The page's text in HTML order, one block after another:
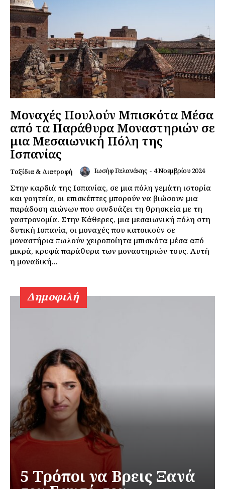
Μοναχές Πουλούν Μπισκότα Μέσα
από τα Παράθυρα Μοναστηριών σε
μια Μεσαιωνική Πόλη της
Ισπανίας
Ταξίδια & Διατροφή Ιωσήφ Γαλανάκης - 4 Νοεμβρίου 2024
Στην καρδιά της Ισπανίας, σε μια πόλη γεμάτη ιστορία
και γοητεία, οι επισκέπτες μπορούν να βιώσουν μια
παράδοση αιώνων που συνδυάζει τη θρησκεία με τη
γαστρονομία. Στην Κάθερες, μια μεσαιωνική πόλη στη
δυτική Ισπανία, οι μοναχές που κατοικούν σε
μοναστήρια πωλούν χειροποίητα μπισκότα μέσα από
μικρά, κρυφά παράθυρα των μοναστηριών τους. Αυτή
η μοναδική...
Δημοφιλή
5 Τρόποι να Βρεις Ξανά